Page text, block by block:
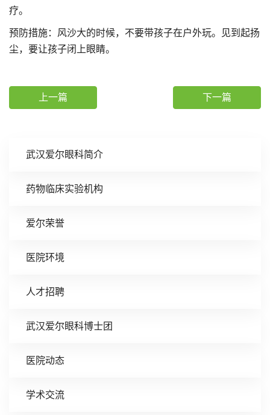
武汉爱尔眼科简介
药物临床实验机构
爱尔荣誉
医院环境
人才招聘
武汉爱尔眼科博士团
医院动态
学术交流
疗。
预防措施：风沙大的时候，不要带孩子在户外玩。见到起扬
尘，要让孩子闭上眼睛。
上一篇 下一篇